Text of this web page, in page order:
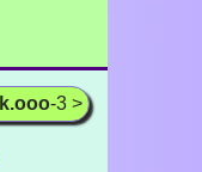
-3 >